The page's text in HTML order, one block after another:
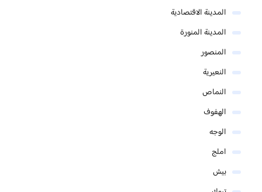
المدينة الاقتصادية
المدينة المنورة
المنصور
النعيرية
النماص
الهفوف
الوجه
املج
بيش